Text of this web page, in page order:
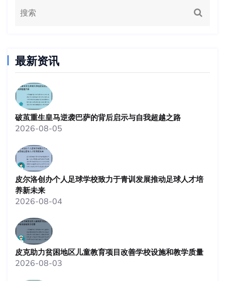
最新资讯
破茧重生皇马逆袭巴萨的背后启示与自我超越之路
2026-08-05
皮尔洛创办个人足球学校致力于青训发展推动足球人才培
养新未来
2026-08-04
皮克助力贫困地区儿童教育项目改善学校设施和教学质量
2026-08-03